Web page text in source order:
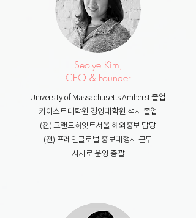
Seolye Kim,
CEO & Founder
University of Massachusetts Amherst 졸업​
카이스트대학원 경영대학원 석사 졸업
(전) 그랜드하얏트서울 해외홍보 담당
(전) 프레인글로벌 홍보대행사 근무
사사로 운영 총괄